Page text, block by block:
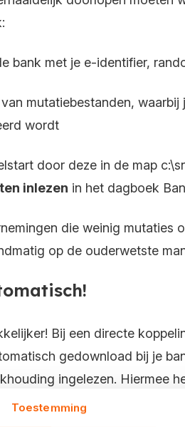
Toestemming
bank met je e-identifier,
van mutatiebestanden,
wordt
door deze in de map
inlezen in het dagboek
die weinig mutaties
op de ouderwetste
Bij een directe
gedownload bij je
ingelezen. Hiermee
bankkoppeling op een rij: